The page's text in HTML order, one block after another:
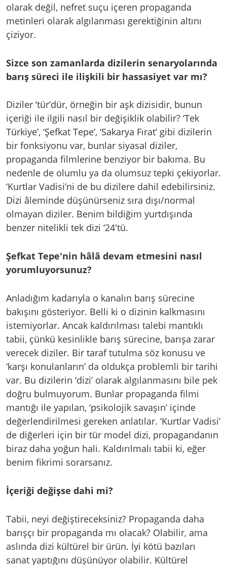
olarak değil, nefret suçu içeren propaganda
metinleri olarak algılanması gerektiğinin altını
çiziyor.
Sizce son zamanlarda dizilerin senaryolarında
barış süreci ile ilişkili bir hassasiyet var mı?
Diziler ‘tür’dür, örneğin bir aşk dizisidir, bunun
içeriği ile ilgili nasıl bir değişiklik olabilir? ‘Tek
Türkiye’, ‘Şefkat Tepe’, ‘Sakarya Fırat’ gibi dizilerin
bir fonksiyonu var, bunlar siyasal diziler,
propaganda filmlerine benziyor bir bakıma. Bu
nedenle de olumlu ya da olumsuz tepki çekiyorlar.
‘Kurtlar Vadisi’ni de bu dizilere dahil edebilirsiniz.
Dizi âleminde düşünürseniz sıra dışı/normal
olmayan diziler. Benim bildiğim yurtdışında
benzer nitelikli tek dizi ‘24'tü.
Şefkat Tepe'nin hâlâ devam etmesini nasıl
yorumluyorsunuz?
Anladığım kadarıyla o kanalın barış sürecine
bakışını gösteriyor. Belli ki o dizinin kalkmasını
istemiyorlar. Ancak kaldırılması talebi mantıklı
tabii, çünkü kesinlikle barış sürecine, barışa zarar
verecek diziler. Bir taraf tutulma söz konusu ve
‘karşı konulanların’ da oldukça problemli bir tarihi
var. Bu dizilerin ‘dizi’ olarak algılanmasını bile pek
doğru bulmuyorum. Bunlar propaganda filmi
mantığı ile yapılan, ‘psikolojik savaşın’ içinde
değerlendirilmesi gereken anlatılar. ‘Kurtlar Vadisi’
de diğerleri için bir tür model dizi, propagandanın
biraz daha yoğun hali. Kaldırılmalı tabii ki, eğer
benim fikrimi sorarsanız.
İçeriği değişse dahi mi?
Tabii, neyi değiştireceksiniz? Propaganda daha
barışçı bir propaganda mı olacak? Olabilir, ama
aslında dizi kültürel bir ürün. İyi kötü bazıları
sanat yaptığını düşünüyor olabilir. Kültürel